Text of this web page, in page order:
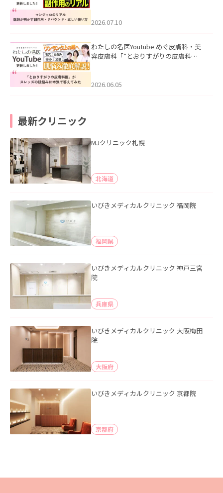
た。
2026.07.10
わたしの名医Youtube めぐ皮膚科・美
容皮膚科「”とおりすがりの皮膚科
2026.06.05
最新クリニック
MJクリニック札幌
北海道
いびきメディカルクリニック 福岡院
福岡県
いびきメディカルクリニック 神戸三宮
院
兵庫県
いびきメディカルクリニック 大阪梅田
院
大阪府
いびきメディカルクリニック 京都院
京都府